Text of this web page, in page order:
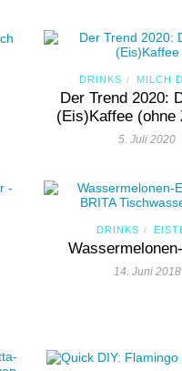
DRINKS / MILCH
Der Trend 2020:
(Eis)Kaffee (ohne
5. Juli 2020
DRINKS /
14. Juni 2018